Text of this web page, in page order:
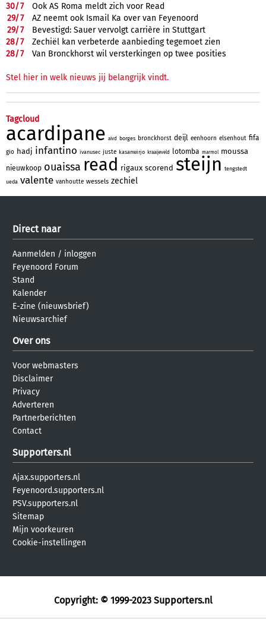
30/7
Ook AS Roma meldt zich voor Read
29/7
AZ neemt ook Ismail Ka over van Feyenoord
29/7
Bevestigd: Sauer vervolgt carrière in Stuttgart
28/7
Zechiël kan verbeterde aanbieding tegemoet zien
28/7 Van Bronckhorst wil versterkingen op twee posities
Stel hier in welk nieuws jij belangrijk vindt.
Tagcloud
acardipane aivd borges bronckhorst deijl eenhoorn elsenhout fifa
gio hadj infantino ivanusec juste kasanwirjo kraaijeveld lotomba marmol moussa
nieuwkoop ouaissa read rigaux scorend steijn tengstedt
ueda valente vanhoutte wessels zechiel
Direct naar
Aanmelden / inloggen
Feyenoord Forum
Stand
Kalender
E-zine (nieuwsbrief)
Nieuwsarchief
Over ons
Voor webmasters
Disclaimer
Privacy
Adverteren
Partnerberichten
Contact
Supporters.nl
Ajax.supporters.nl
Feyenoord.supporters.nl
PSV.supporters.nl
Sitemap
Mijn voorkeuren
Cookie-instellingen
Copyright: © 1999-2023 Supporters.nl